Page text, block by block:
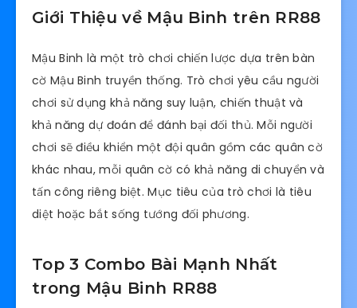
Giới Thiệu về Mậu Binh trên RR88
Mậu Binh là một trò chơi chiến lược dựa trên bàn
cờ Mậu Binh truyền thống. Trò chơi yêu cầu người
chơi sử dụng khả năng suy luận, chiến thuật và
khả năng dự đoán để đánh bại đối thủ. Mỗi người
chơi sẽ điều khiển một đội quân gồm các quân cờ
khác nhau, mỗi quân cờ có khả năng di chuyển và
tấn công riêng biệt. Mục tiêu của trò chơi là tiêu
diệt hoặc bắt sống tướng đối phương.
Top 3 Combo Bài Mạnh Nhất
trong Mậu Binh RR88